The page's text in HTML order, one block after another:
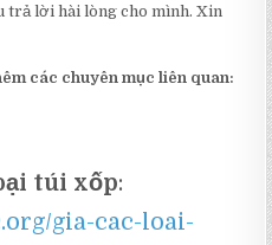
trả lời hài lòng cho mình. Xin
các chuyên mục liên quan:
túi xốp:
gia-cac-loai-